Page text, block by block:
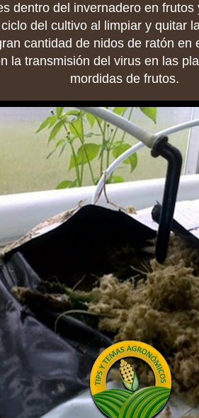
dentro del invernadero en
del cultivo al limpiar y quitar
cantidad de nidos de ratón en
la transmisión del virus en las
mordidas de frutos.